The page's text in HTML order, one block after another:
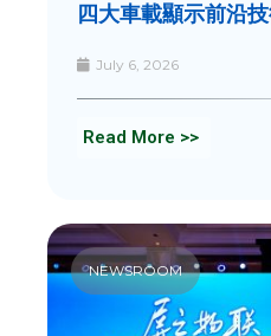
四大車載顯示前沿
July 6, 2026
Read More >>
NEWSROOM